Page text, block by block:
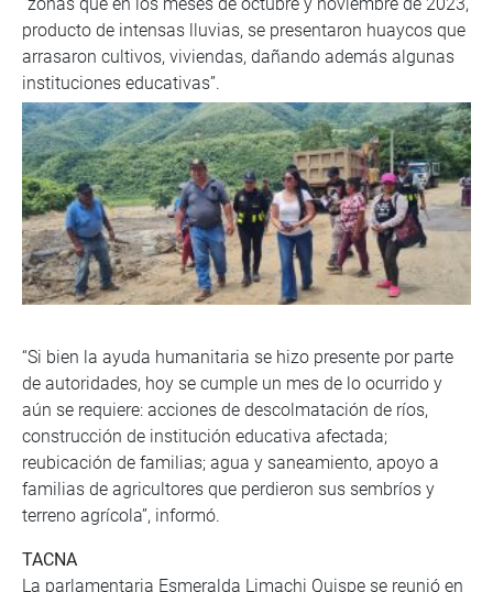
producto de intensas lluvias, se presentaron huaycos que
arrasaron cultivos, viviendas, dañando además algunas
instituciones educativas”.
“Si bien la ayuda humanitaria se hizo presente por parte
de autoridades, hoy se cumple un mes de lo ocurrido y
aún se requiere: acciones de descolmatación de ríos,
construcción de institución educativa afectada;
reubicación de familias; agua y saneamiento, apoyo a
familias de agricultores que perdieron sus sembríos y
terreno agrícola”, informó.
TACNA
La parlamentaria Esmeralda Limachi Quispe se reunió en